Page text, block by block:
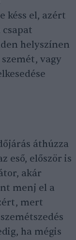
késs el, azért
helyszínen
vagy
áthúzza
eső, először is
akár
menj el a
mert
ha mégis